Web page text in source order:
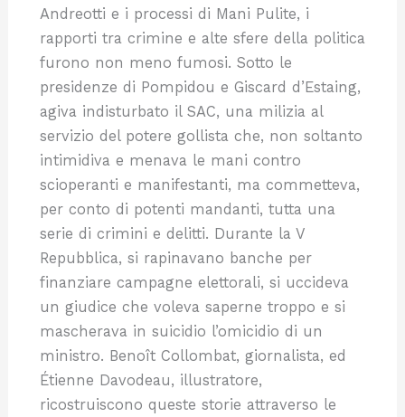
Andreotti e i processi di Mani Pulite, i
rapporti tra crimine e alte sfere della politica
furono non meno fumosi. Sotto le
presidenze di Pompidou e Giscard d’Estaing,
agiva indisturbato il SAC, una milizia al
servizio del potere gollista che, non soltanto
intimidiva e menava le mani contro
scioperanti e manifestanti, ma commetteva,
per conto di potenti mandanti, tutta una
serie di crimini e delitti. Durante la V
Repubblica, si rapinavano banche per
finanziare campagne elettorali, si uccideva
un giudice che voleva saperne troppo e si
mascherava in suicidio l’omicidio di un
ministro. Benoît Collombat, giornalista, ed
Étienne Davodeau, illustratore,
ricostruiscono queste storie attraverso le